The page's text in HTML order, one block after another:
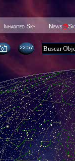
Inhabited Sky News@
22 57